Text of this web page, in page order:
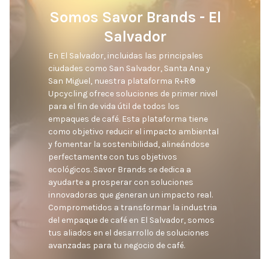
Somos Savor Brands - El
Salvador
En El Salvador, incluidas las principales
ciudades como San Salvador, Santa Ana y
San Miguel, nuestra plataforma R+R®
Upcycling ofrece soluciones de primer nivel
para el fin de vida útil de todos los
empaques de café. Esta plataforma tiene
como objetivo reducir el impacto ambiental
y fomentar la sostenibilidad, alineándose
perfectamente con tus objetivos
ecológicos. Savor Brands se dedica a
ayudarte a prosperar con soluciones
innovadoras que generan un impacto real.
Comprometidos a transformar la industria
del empaque de café en El Salvador, somos
tus aliados en el desarrollo de soluciones
avanzadas para tu negocio de café.